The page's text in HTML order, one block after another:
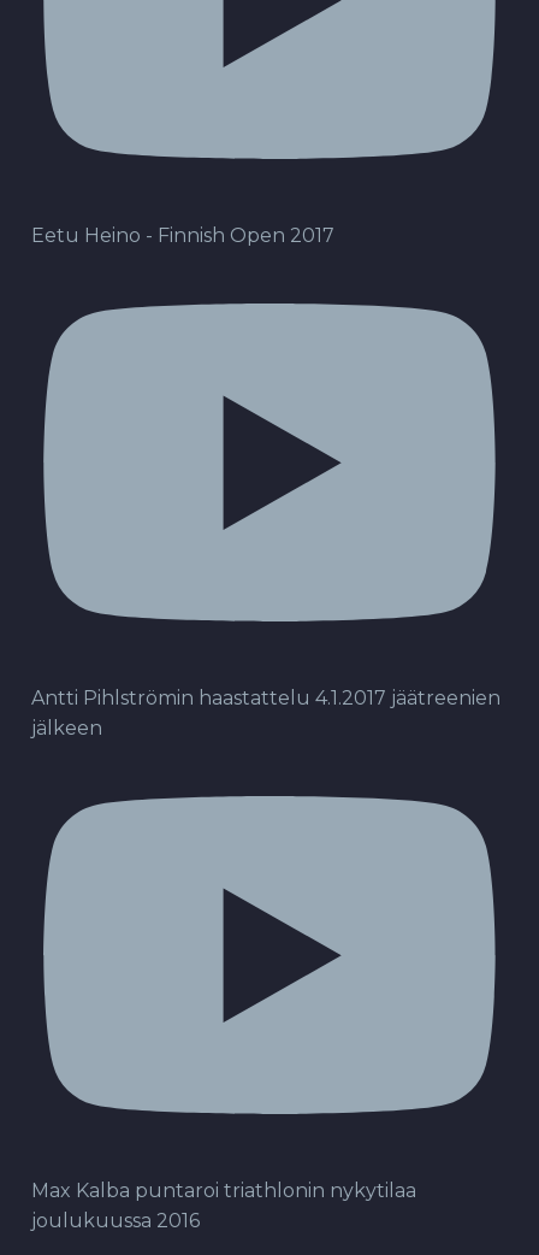
Eetu Heino - Finnish Open 2017
Antti Pihlströmin haastattelu 4.1.2017 jäätreenien
jälkeen
Max Kalba puntaroi triathlonin nykytilaa
joulukuussa 2016